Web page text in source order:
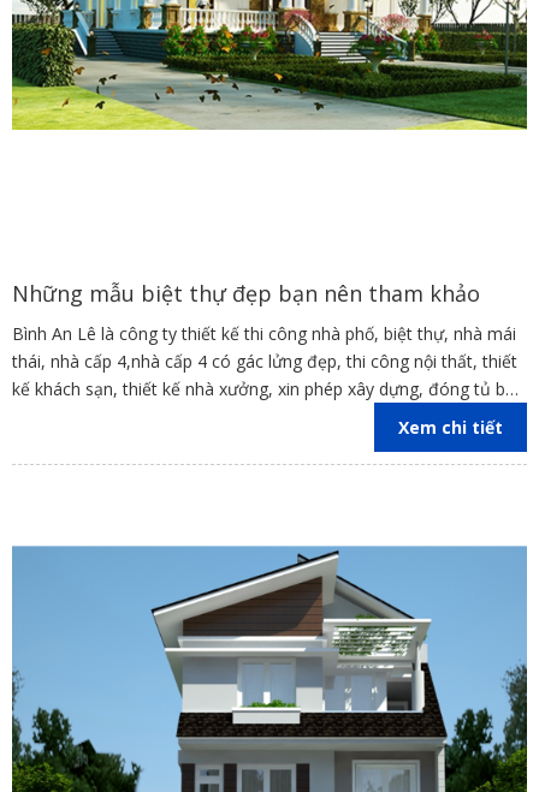
Những mẫu biệt thự đẹp bạn nên tham khảo
Bình An Lê là công ty thiết kế thi công nhà phố, biệt thự, nhà mái
thái, nhà cấp 4,nhà cấp 4 có gác lửng đẹp, thi công nội thất, thiết
kế khách sạn, thiết kế nhà xưởng, xin phép xây dựng, đóng tủ bếp
trên địa bàn các tỉnh Đồng Nai, Bình Dương, TP Hồ Chí Minh,
Xem chi tiết